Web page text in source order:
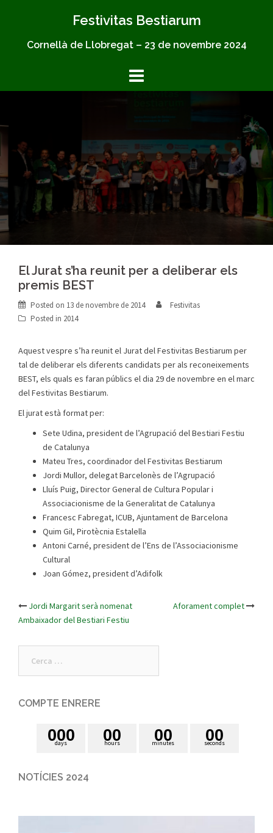
Festivitas Bestiarum
Cornellà de Llobregat – 23 de novembre 2024
El Jurat s’ha reunit per a deliberar els
premis BEST
Posted on 13 de novembre de 2014
Festivitas
Posted in 2014
Aquest vespre s’ha reunit el Jurat del Festivitas Bestiarum per
tal de deliberar els diferents candidats per als reconeixements
BEST, els quals es faran públics el dia 29 de novembre en el marc
del Festivitas Bestiarum.
El jurat està format per:
Sete Udina, president de l’Agrupació del Bestiari Festiu
de Catalunya
Mateu Tres, coordinador del Festivitas Bestiarum
Jordi Mullor, delegat Barcelonès de l’Agrupació
Lluís Puig, Director General de Cultura Popular i
Associacionisme de la Generalitat de Catalunya
Francesc Fabregat, ICUB, Ajuntament de Barcelona
Quim Gil, Pirotècnia Estalella
Antoni Carné, president de l’Ens de l’Associacionisme
Cultural
Joan Gómez, president d’Adifolk
Post
navigation
Jordi Margarit serà nomenat
Ambaixador del Bestiari Festiu
Aforament complet
COMPTE ENRERE
days
000 hours
00 minutes
00 seconds
00
NOTÍCIES 2024